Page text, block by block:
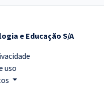
e Educação S/A
uso